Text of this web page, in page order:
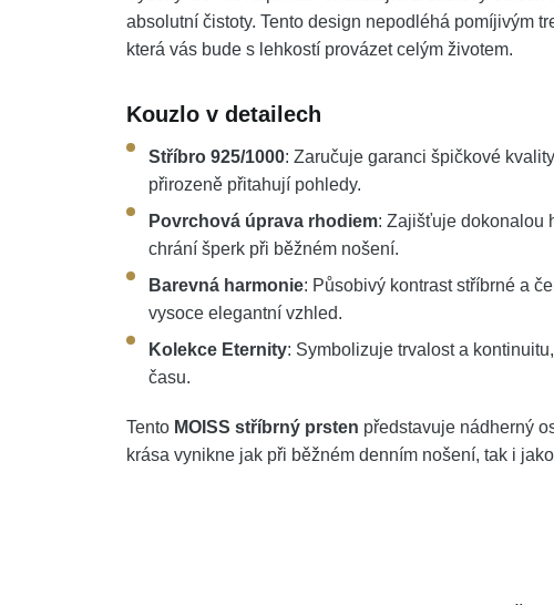
absolutní čistoty. Tento design nepodléhá pomíjivým
která vás bude s lehkostí provázet celým životem.
Kouzlo v detailech
Stříbro 925/1000: Zaručuje garanci špičkové
přirozeně přitahují pohledy.
Povrchová úprava rhodiem: Zajišťuje dokonalou
chrání šperk při běžném nošení.
Barevná harmonie: Působivý kontrast stříbrné a
vysoce elegantní vzhled.
Kolekce Eternity: Symbolizuje trvalost a
času.
Tento MOISS stříbrný prsten představuje nádherný
krása vynikne jak při běžném denním nošení, tak i